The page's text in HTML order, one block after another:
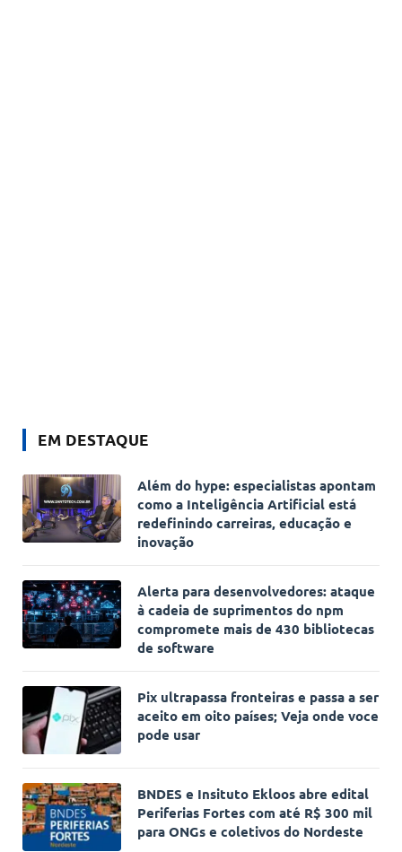
EM DESTAQUE
Além do hype: especialistas apontam
como a Inteligência Artificial está
redefinindo carreiras, educação e
inovação
Alerta para desenvolvedores: ataque
à cadeia de suprimentos do npm
compromete mais de 430 bibliotecas
de software
Pix ultrapassa fronteiras e passa a ser
aceito em oito países; Veja onde voce
pode usar
BNDES e Insituto Ekloos abre edital
Periferias Fortes com até R$ 300 mil
para ONGs e coletivos do Nordeste